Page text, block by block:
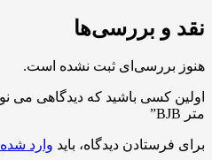
نقد و بررسی‌ها
هنوز بررسی‌ای ثبت نشده است.
متر BJB”
برای فرستادن دیدگاه، باید وارد شده